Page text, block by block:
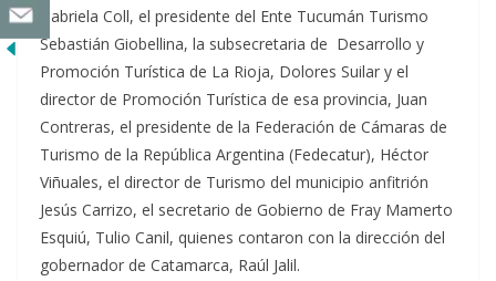
Gabriela Coll, el presidente del Ente Tucumán Turismo
Sebastián Giobellina, la subsecretaria de Desarrollo y
Promoción Turística de La Rioja, Dolores Suilar y el
director de Promoción Turística de esa provincia, Juan
Contreras, el presidente de la Federación de Cámaras de
Turismo de la República Argentina (Fedecatur), Héctor
Viñuales, el director de Turismo del municipio anfitrión
Jesús Carrizo, el secretario de Gobierno de Fray Mamerto
Esquiú, Tulio Canil, quienes contaron con la dirección del
gobernador de Catamarca, Raúl Jalil.